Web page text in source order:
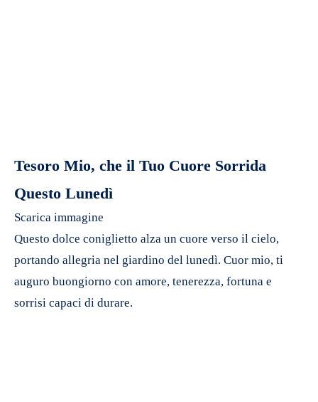
Tesoro Mio, che il Tuo Cuore Sorrida
Questo Lunedì
Scarica immagine
Questo dolce coniglietto alza un cuore verso il cielo,
portando allegria nel giardino del lunedì. Cuor mio, ti
auguro buongiorno con amore, tenerezza, fortuna e
sorrisi capaci di durare.